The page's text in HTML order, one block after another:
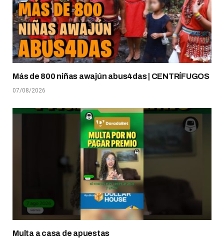
Más de 800 niñas awajún abus4das | CENTRÍFUGOS
07/08/2026
Multa a casa de apuestas